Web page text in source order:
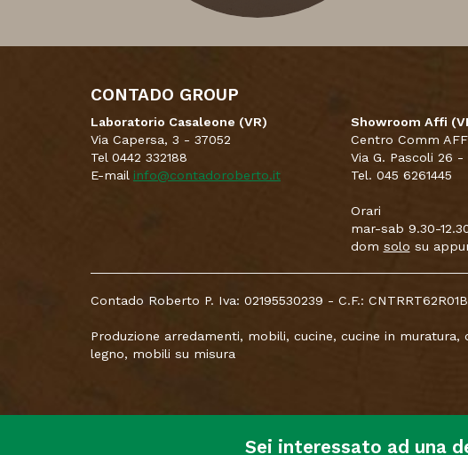
Sei interessato ad una
CONTADO GROUP
Laboratorio Casaleone (VR)
Via Capersa, 3 - 37052
Tel 0442 332188
E-mail info@contadoroberto.it
Showroom Affi
Centro Comm
Via G. Pascoli 26 -
Tel. 045 6261445
Orari
mar-sab 9.30-
dom solo su
Contado Roberto P. Iva: 02195530239 - C.F.:
Produzione arredamenti, mobili, cucine, cucine in
legno, mobili su misura